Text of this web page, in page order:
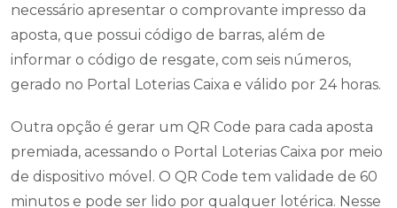
necessário apresentar o comprovante impresso da
aposta, que possui código de barras, além de
informar o código de resgate, com seis números,
gerado no Portal Loterias Caixa e válido por 24 horas.
Outra opção é gerar um QR Code para cada aposta
premiada, acessando o Portal Loterias Caixa por meio
de dispositivo móvel. O QR Code tem validade de 60
minutos e pode ser lido por qualquer lotérica. Nesse